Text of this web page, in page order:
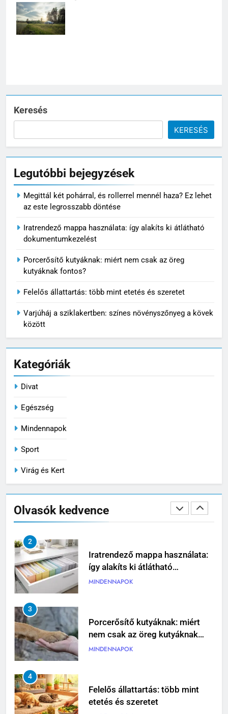
szól, hogy mikor
éri meg a javítás
és mikor nem.
Keresés
KERESÉS
Legutóbbi bejegyzések
Megittál két pohárral, és rollerrel mennél haza? Ez lehet
az este legrosszabb döntése
Iratrendező mappa használata: így alakíts ki átlátható
dokumentumkezelést
Porcerősítő kutyáknak: miért nem csak az öreg
kutyáknak fontos?
Felelős állattartás: több mint etetés és szeretet
Varjúháj a sziklakertben: színes növényszőnyeg a kövek
között
Kategóriák
Divat
Egészség
Mindennapok
Sport
Virág és Kert
Olvasók kedvence
5
Varjúháj a sziklakertben: színes
növényszőnyeg a kövek között
VIRÁG ÉS KERT
javítani az autót?
Pizzadoboz: a tökéletes
1
rollerrel mennél haza? Ez lehet
az este legrosszabb döntése
EGÉSZSÉG
2
Iratrendező mappa használata:
így alakíts ki átlátható
dokumentumkezelést
3
Porcerősítő kutyáknak: miért
nem csak az öreg kutyáknak
fontos?
4
Felelős állattartás: több mint
etetés és szeretet